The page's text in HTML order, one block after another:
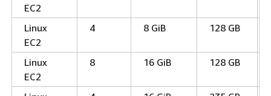
EC2
Linux
EC2
4 8 GiB 128 GB
Linux
EC2
8 16 GiB 128 GB